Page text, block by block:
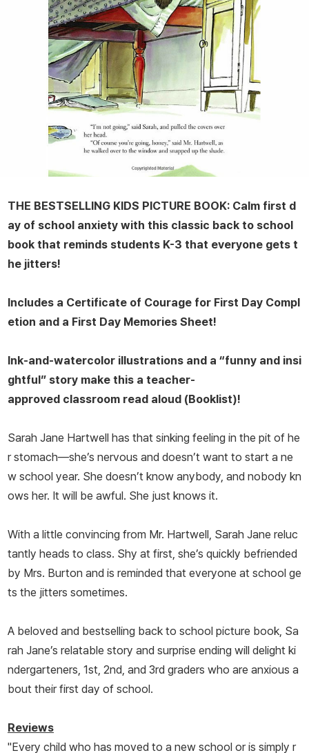
THE BESTSELLING KIDS PICTURE BOOK: Calm first d
ay of school anxiety with this classic back to school
book that reminds students K-3 that everyone gets t
he jitters!
Includes a Certificate of Courage for First Day Compl
etion and a First Day Memories Sheet!
Ink-and-watercolor illustrations and a “funny and insi
ghtful” story make this a teacher-
approved classroom read aloud (Booklist)!
Sarah Jane Hartwell has that sinking feeling in the pit of he
r stomach—she’s nervous and doesn’t want to start a ne
w school year. She doesn’t know anybody, and nobody kn
ows her. It will be awful. She just knows it.
With a little convincing from Mr. Hartwell, Sarah Jane reluc
tantly heads to class. Shy at first, she’s quickly befriended
by Mrs. Burton and is reminded that everyone at school ge
ts the jitters sometimes.
A beloved and bestselling back to school picture book, Sa
rah Jane’s relatable story and surprise ending will delight ki
ndergarteners, 1st, 2nd, and 3rd graders who are anxious a
bout their first day of school.
Reviews
"Every child who has moved to a new school or is simply r